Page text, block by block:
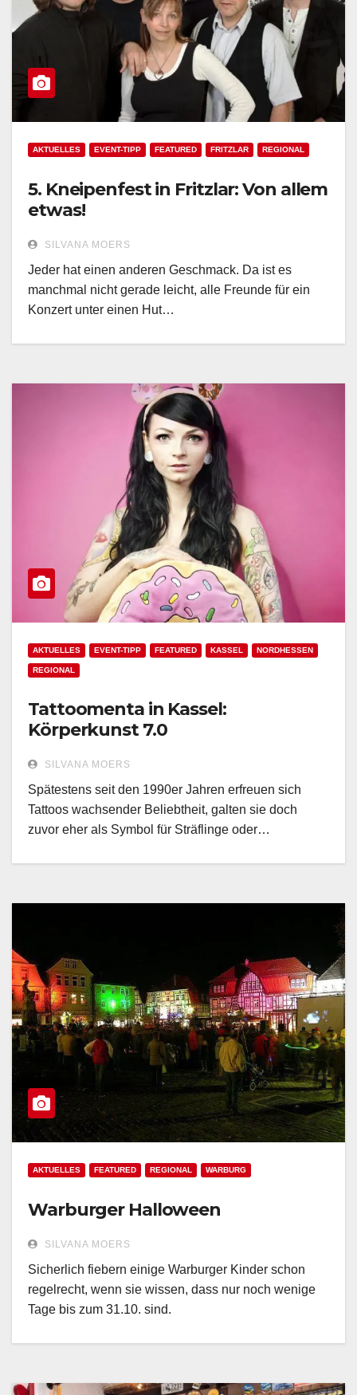
AKTUELLES EVENT-TIPP FEATURED FRITZLAR REGIONAL
5. Kneipenfest in Fritzlar: Von allem
etwas!
SILVANA MOERS
Jeder hat einen anderen Geschmack. Da ist es
manchmal nicht gerade leicht, alle Freunde für ein
Konzert unter einen Hut…
AKTUELLES EVENT-TIPP FEATURED KASSEL NORDHESSEN
REGIONAL
Tattoomenta in Kassel:
Körperkunst 7.0
SILVANA MOERS
Spätestens seit den 1990er Jahren erfreuen sich
Tattoos wachsender Beliebtheit, galten sie doch
zuvor eher als Symbol für Sträflinge oder…
AKTUELLES FEATURED REGIONAL WARBURG
Warburger Halloween
SILVANA MOERS
Sicherlich fiebern einige Warburger Kinder schon
regelrecht, wenn sie wissen, dass nur noch wenige
Tage bis zum 31.10. sind.